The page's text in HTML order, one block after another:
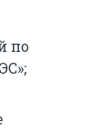
по